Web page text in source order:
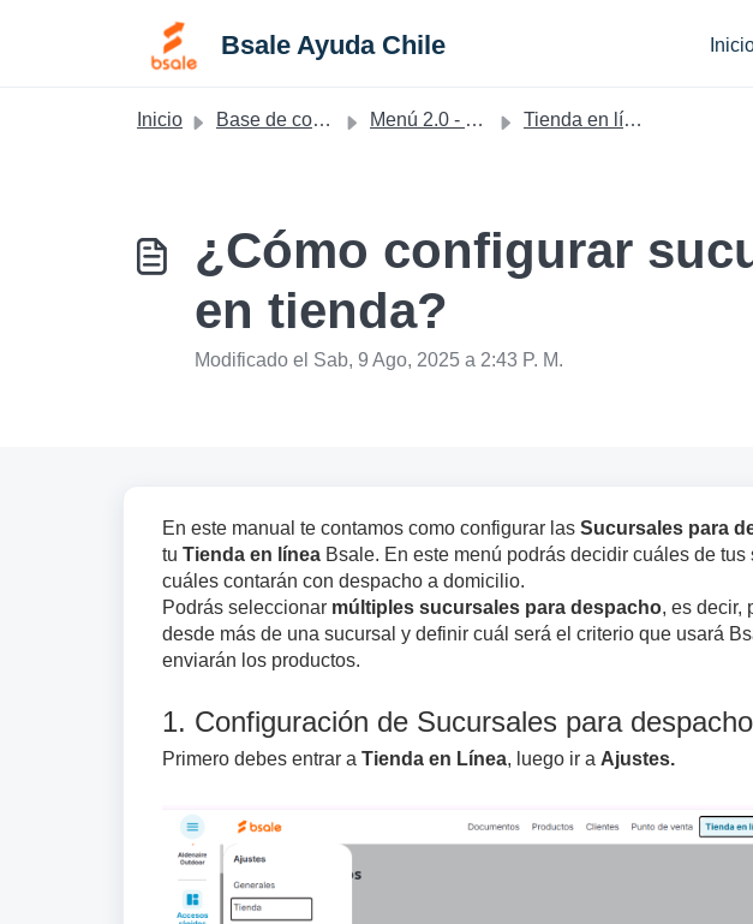
Bsale Ayuda Chile
Inicio Base de conocimientos Menú 2.0 - LATAM Tienda en línea
¿Cómo configurar
en tienda?
Modificado el Sab, 9 Ago, 2025 a 2:43 P. M.
En este manual te contamos como configurar las Sucursales para
tu Tienda en línea Bsale. En este menú podrás decidir cuáles de
cuáles contarán con despacho a domicilio.
Podrás seleccionar múltiples sucursales para despacho, es decir,
desde más de una sucursal y definir cuál será el criterio que usará
enviarán los productos.
1. Configuración de Sucursales para
Primero debes entrar a Tienda en Línea, luego ir a Ajustes.